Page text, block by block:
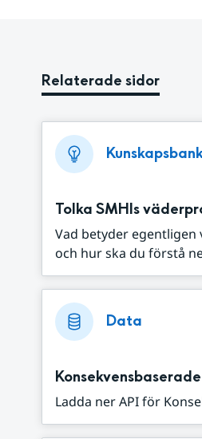
Relaterade sidor
Tolka SMHIs
Vad betyder egentligen
och hur ska du förstå
Data
Ladda ner API för